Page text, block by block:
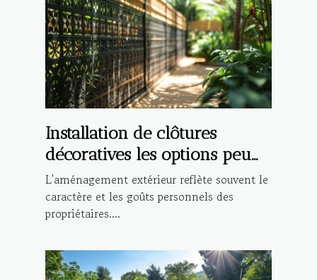
Installation de clôtures
décoratives les options peu
connues pour sécuriser et
embellir votre extérieur
L'aménagement extérieur reflète souvent le
caractère et les goûts personnels des
propriétaires....